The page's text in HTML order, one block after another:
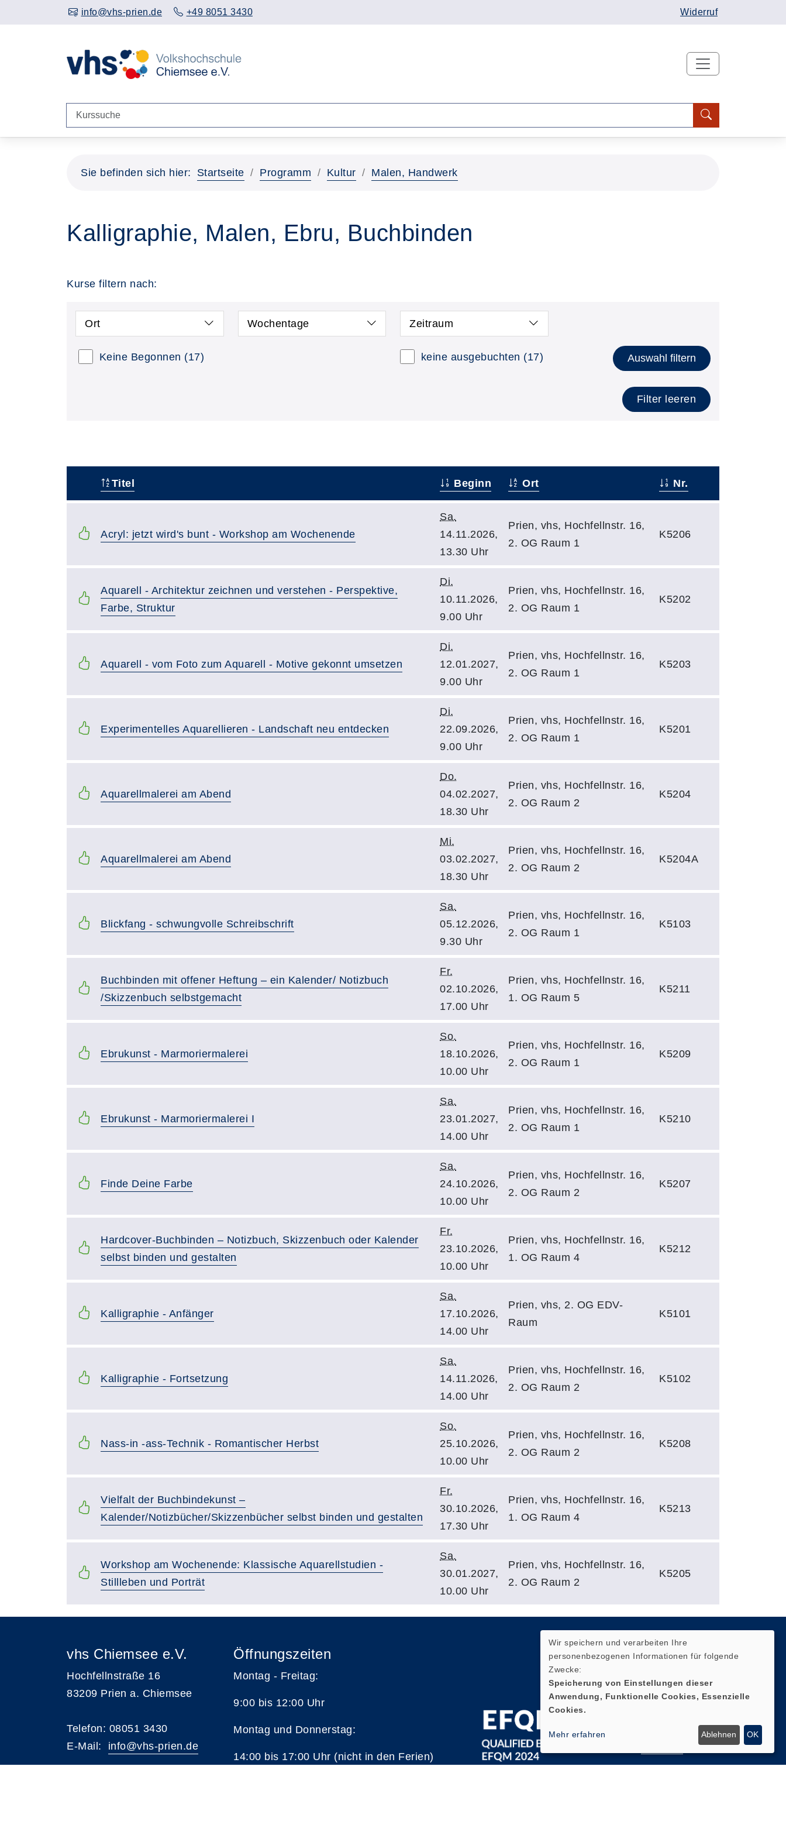
info@vhs-prien.de +49 8051 3430 Widerruf
Sie befinden sich hier: Startseite Programm Kultur Malen, Handwerk
Kalligraphie, Malen, Ebru, Buchbinden
Kurse filtern nach:
Ort Wochentage Zeitraum
Keine Begonnen (17) keine ausgebuchten (17) Auswahl filtern
Filter leeren
Titel Beginn Ort Nr.
Acryl: jetzt wird's bunt - Workshop am Wochenende
Sa.
14.11.2026,
13.30 Uhr
Prien, vhs, Hochfellnstr. 16,
2. OG Raum 1
K5206
Aquarell - Architektur zeichnen und verstehen - Perspektive,
Farbe, Struktur
Di.
10.11.2026,
9.00 Uhr
Prien, vhs, Hochfellnstr. 16,
2. OG Raum 1
K5202
Aquarell - vom Foto zum Aquarell - Motive gekonnt umsetzen
Di.
12.01.2027,
9.00 Uhr
Prien, vhs, Hochfellnstr. 16,
2. OG Raum 1
K5203
Experimentelles Aquarellieren - Landschaft neu entdecken
Di.
22.09.2026,
9.00 Uhr
Prien, vhs, Hochfellnstr. 16,
2. OG Raum 1
K5201
Aquarellmalerei am Abend
Do.
04.02.2027,
18.30 Uhr
Prien, vhs, Hochfellnstr. 16,
2. OG Raum 2
K5204
Aquarellmalerei am Abend
Mi.
03.02.2027,
18.30 Uhr
Prien, vhs, Hochfellnstr. 16,
2. OG Raum 2
K5204A
Blickfang - schwungvolle Schreibschrift
Sa.
05.12.2026,
9.30 Uhr
Prien, vhs, Hochfellnstr. 16,
2. OG Raum 1
K5103
Buchbinden mit offener Heftung – ein Kalender/ Notizbuch
/Skizzenbuch selbstgemacht
Fr.
02.10.2026,
17.00 Uhr
Prien, vhs, Hochfellnstr. 16,
1. OG Raum 5
K5211
Ebrukunst - Marmoriermalerei
So.
18.10.2026,
10.00 Uhr
Prien, vhs, Hochfellnstr. 16,
2. OG Raum 1
K5209
Ebrukunst - Marmoriermalerei I
Sa.
23.01.2027,
14.00 Uhr
Prien, vhs, Hochfellnstr. 16,
2. OG Raum 1
K5210
Finde Deine Farbe
Sa.
24.10.2026,
10.00 Uhr
Prien, vhs, Hochfellnstr. 16,
2. OG Raum 2
K5207
Hardcover-Buchbinden – Notizbuch, Skizzenbuch oder Kalender
selbst binden und gestalten
Fr.
23.10.2026,
10.00 Uhr
Prien, vhs, Hochfellnstr. 16,
1. OG Raum 4
K5212
Kalligraphie - Anfänger
Sa.
17.10.2026,
14.00 Uhr
Prien, vhs, 2. OG EDV-
Raum
K5101
Kalligraphie - Fortsetzung
Sa.
14.11.2026,
14.00 Uhr
Prien, vhs, Hochfellnstr. 16,
2. OG Raum 2
K5102
Nass-in -ass-Technik - Romantischer Herbst
So.
25.10.2026,
10.00 Uhr
Prien, vhs, Hochfellnstr. 16,
2. OG Raum 2
K5208
Vielfalt der Buchbindekunst –
Kalender/Notizbücher/Skizzenbücher selbst binden und gestalten
Fr.
30.10.2026,
17.30 Uhr
Prien, vhs, Hochfellnstr. 16,
1. OG Raum 4
K5213
Workshop am Wochenende: Klassische Aquarellstudien -
Stillleben und Porträt
Sa.
30.01.2027,
10.00 Uhr
Prien, vhs, Hochfellnstr. 16,
2. OG Raum 2
K5205
vhs Chiemsee e.V.
Hochfellnstraße 16
83209 Prien a. Chiemsee
Telefon: 08051 3430
E-Mail: info@vhs-prien.de
Öffnungszeiten
Montag - Freitag:
9:00 bis 12:00 Uhr
Montag und Donnerstag:
14:00 bis 17:00 Uhr (nicht in den Ferien)
Quicklinks
Impressum
Datenschutz
Wir speichern und verarbeiten Ihre
personenbezogenen Informationen für folgende
Zwecke:
Speicherung von Einstellungen dieser
Anwendung, Funktionelle Cookies, Essenzielle
Cookies.
Mehr erfahren Ablehnen OK